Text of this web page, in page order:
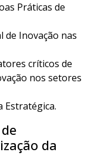
Práticas de
de Inovação nas
críticos de
nos setores
Estratégica.
da